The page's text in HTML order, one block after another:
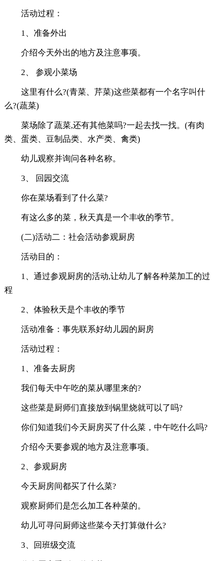
活动过程：
1、准备外出
介绍今天外出的地方及注意事项。
2、 参观小菜场
这里有什么?(青菜、芹菜)这些菜都有一个名字叫什
么?(蔬菜)
菜场除了蔬菜,还有其他菜吗?一起去找一找。(有肉
类、蛋类、豆制品类、水产类、禽类)
幼儿观察并询问各种名称。
3、 回园交流
你在菜场看到了什么菜?
有这么多的菜，秋天真是一个丰收的季节。
(二)活动二：社会活动参观厨房
活动目的：
1、通过参观厨房的活动,让幼儿了解各种菜加工的过
程
2、体验秋天是个丰收的季节
活动准备：事先联系好幼儿园的厨房
活动过程：
1、准备去厨房
我们每天中午吃的菜从哪里来的?
这些菜是厨师们直接放到锅里烧就可以了吗?
你们知道我们今天厨房买了什么菜，中午吃什么吗?
介绍今天要参观的地方及注意事项。
2、参观厨房
今天厨房间都买了什么菜?
观察厨师们是怎么加工各种菜的。
幼儿可寻问厨师这些菜今天打算做什么?
3、回班级交流